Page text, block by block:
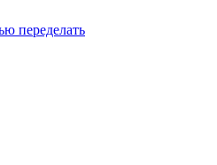
переделать